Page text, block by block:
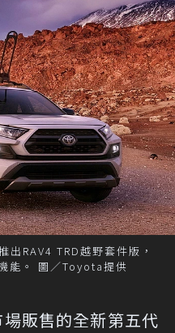
RAV4 TRD越野套件版，
能。 圖／Toyota提供
販售的全新第五代